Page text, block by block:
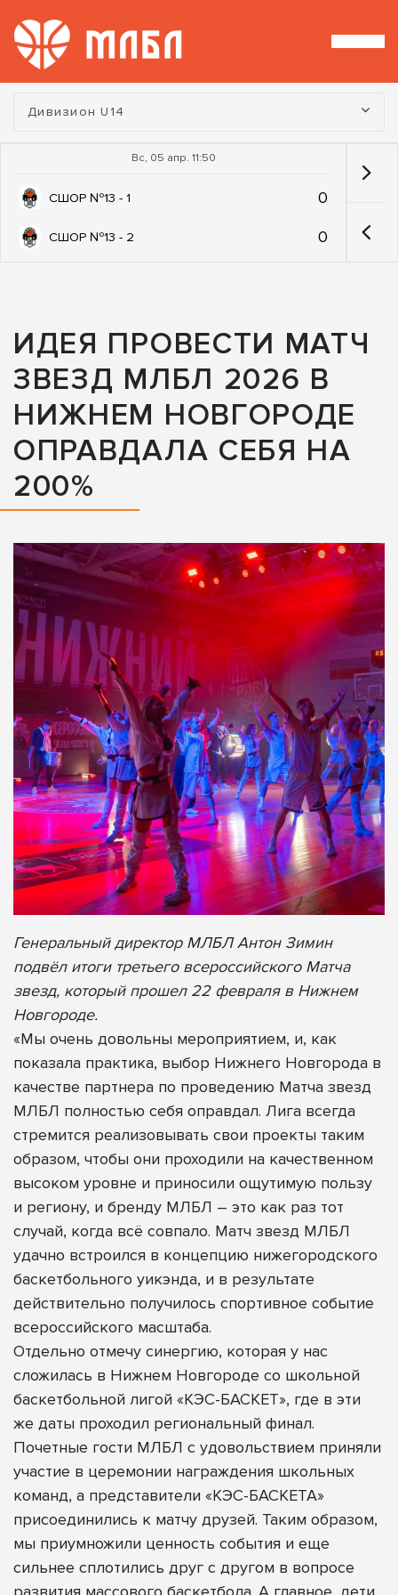
Турнир:
Дивизион U14
Вс, 05 апр. 11:50
СШОР №13 - 1 0
СШОР №13 - 2 0
ИДЕЯ ПРОВЕСТИ МАТЧ
ЗВЕЗД МЛБЛ 2026 В
НИЖНЕМ НОВГОРОДЕ
ОПРАВДАЛА СЕБЯ НА
200%
Генеральный директор МЛБЛ Антон Зимин
подвёл итоги третьего всероссийского Матча
звезд, который прошел 22 февраля в Нижнем
Новгороде.
«Мы очень довольны мероприятием, и, как
показала практика, выбор Нижнего Новгорода в
качестве партнера по проведению Матча звезд
МЛБЛ полностью себя оправдал. Лига всегда
стремится реализовывать свои проекты таким
образом, чтобы они проходили на качественном
высоком уровне и приносили ощутимую пользу
и региону, и бренду МЛБЛ – это как раз тот
случай, когда всё совпало. Матч звезд МЛБЛ
удачно встроился в концепцию нижегородского
баскетбольного уикэнда, и в результате
действительно получилось спортивное событие
всероссийского масштаба.
Отдельно отмечу синергию, которая у нас
сложилась в Нижнем Новгороде со школьной
баскетбольной лигой «КЭС-БАСКЕТ», где в эти
же даты проходил региональный финал.
Почетные гости МЛБЛ с удовольствием приняли
участие в церемонии награждения школьных
команд, а представители «КЭС-БАСКЕТА»
присоединились к матчу друзей. Таким образом,
мы приумножили ценность события и еще
сильнее сплотились друг с другом в вопросе